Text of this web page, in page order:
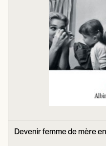
Devenir femme de mère